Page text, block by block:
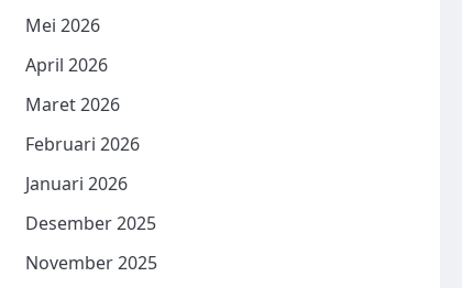
Mei 2026
April 2026
Maret 2026
Februari 2026
Januari 2026
Desember 2025
November 2025